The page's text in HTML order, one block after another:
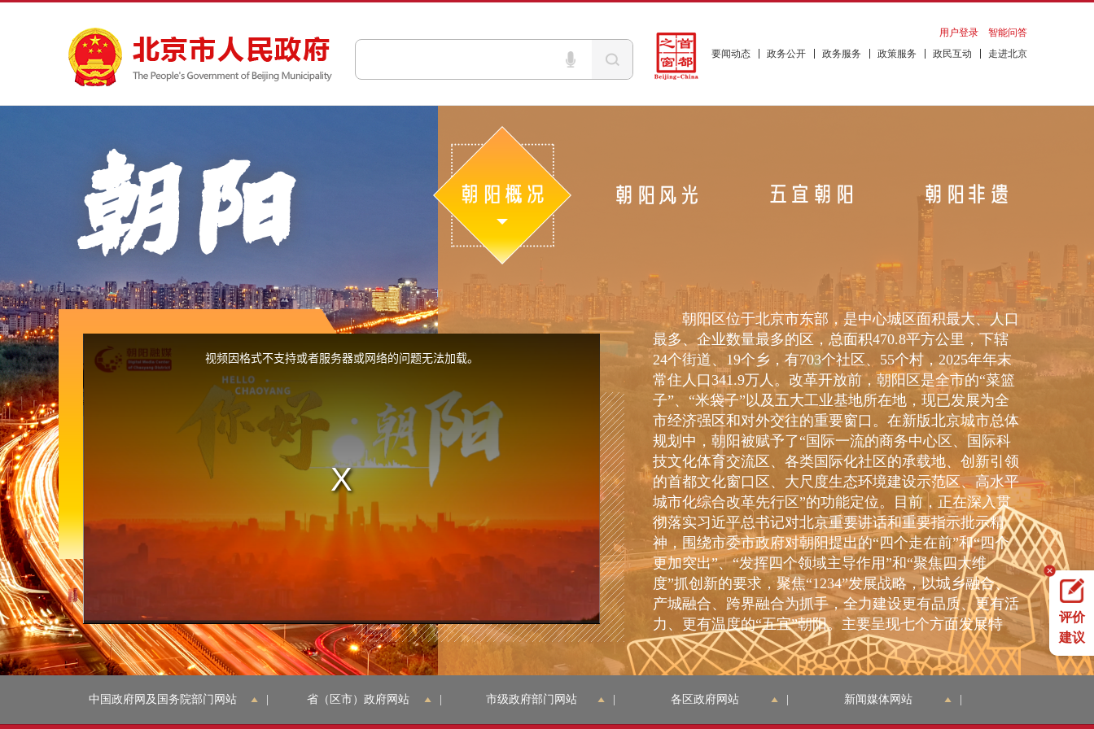
要闻动态 政务公开 政务服务 政策服务 政民互动 走进北京
用户登录 智能问答
modal
window.
视频因格式不支持或者服务器或网络的问题无法加载。
朝阳区位于北京市东部，是中心城区面积最大、人口
最多、企业数量最多的区，总面积470.8平方公里，下辖
24个街道、19个乡，有703个社区、55个村，2025年年末
常住人口341.9万人。改革开放前，朝阳区是全市的“菜篮
子”、“米袋子”以及五大工业基地所在地，现已发展为全
市经济强区和对外交往的重要窗口。在新版北京城市总体
规划中，朝阳被赋予了“国际一流的商务中心区、国际科
技文化体育交流区、各类国际化社区的承载地、创新引领
的首都文化窗口区、大尺度生态环境建设示范区、高水平
城市化综合改革先行区”的功能定位。目前，正在深入贯
彻落实习近平总书记对北京重要讲话和重要指示批示精
神，围绕市委市政府对朝阳提出的“四个走在前”和“四个
更加突出”、“发挥四个领域主导作用”和“聚焦四大维
度”抓创新的要求，聚焦“1234”发展战略，以城乡融合、
产城融合、跨界融合为抓手，全力建设更有品质、更有活
力、更有温度的“五宜”朝阳。主要呈现七个方面发展特
点：
一是现代化产业体系加快构建，是全市经济发展主阵
级一般公共预算收入完成1137.1亿元，同比增长2.8%，区
级一般公共预算收入完成569亿元，同比增长0.5%。固定
评价
建议
中国政府网及国务院部门网站 省（区市）政府网站 市级政府部门网站 各区政府网站 新闻媒体网站